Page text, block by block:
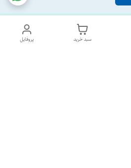
پروفایل سبد خرید